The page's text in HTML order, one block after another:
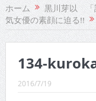
CINEMA×STYLE
CINEMA×STYLE
ホーム
黒川芽以 「
気女優の素顔に迫る!!
134-
2016/7/19